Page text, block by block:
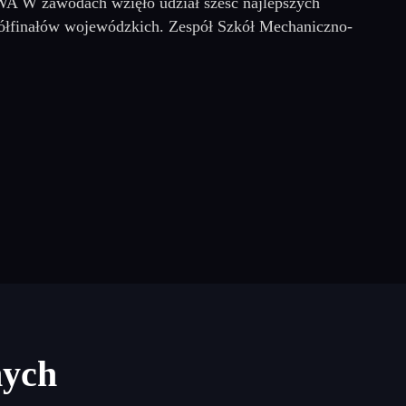
wojewódzkich. Zespół Szkół Mechaniczno-